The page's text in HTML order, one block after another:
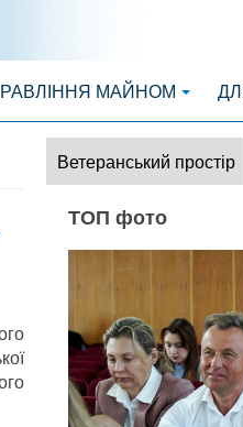
МАЙНОМ
Ветеранський простір
ТОП фото